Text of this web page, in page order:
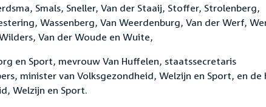
Smals, Sneller, Van der Staaij, Stoffer, Strolenberg,
Wassenberg, Van Weerdenburg, Van der Werf,
Van der Woude en Wuite,
en Sport, mevrouw Van Huffelen, staatssecretaris
minister van Volksgezondheid, Welzijn en Sport, en de
Welzijn en Sport.